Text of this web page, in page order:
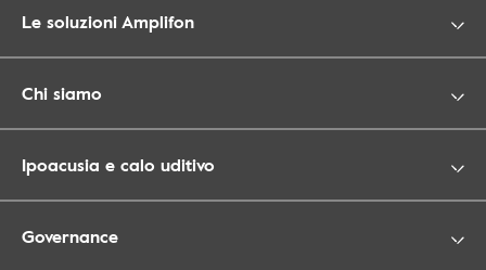
Le soluzioni Amplifon
Chi siamo
Ipoacusia e calo uditivo
Governance